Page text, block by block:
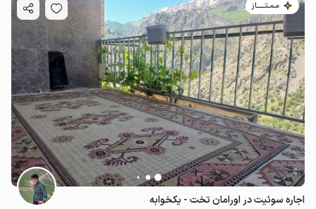
مـمـتــــــاز
اجاره سوئیت در اورامان تخت - یکخوابه